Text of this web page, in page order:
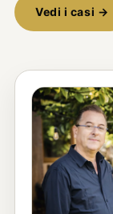
Vedi i casi →